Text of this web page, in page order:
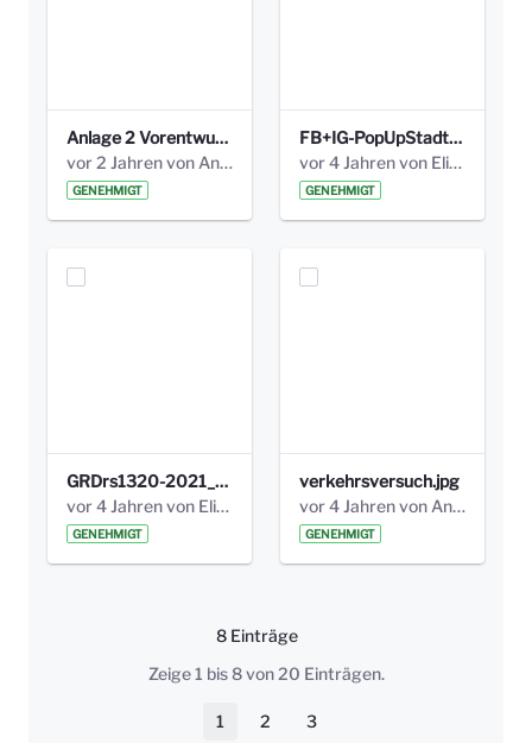
Anlage 2 Vorentwurfsplan.pdf
vor 2 Jahren von Anni Schlumberger
GENEHMIGT
FB+IG-PopUpStadtmöbel_1080x1080.png
vor 4 Jahren von Elisa Söll
GENEHMIGT
GRDrs1320-2021_Anlage_Abschlussbericht des Verkehrsversuchs am Bismarckplatz_klein.pdf
vor 4 Jahren von Elisa Söll
GENEHMIGT
verkehrsversuch.jpg
vor 4 Jahren von Anni Schlumberger
GENEHMIGT
8 EinträgePro Seite
Zeige 1 bis 8 von 20 Einträgen.
Seite
1 Seite
2 Seite
3